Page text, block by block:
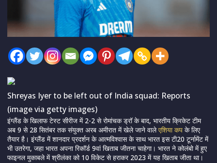
Shreyas Iyer to be left out of India squad: Reports
(image via getty images)
इंग्लैंड के खिलाफ टेस्ट सीरीज में 2-2 से रोमांचक ड्रॉ के बाद, भारतीय क्रिकेट टीम
अब 9 से 28 सितंबर तक संयुक्त अरब अमीरात में खेले जाने वालेएशिया कप के लिए
तैयार है। इंग्लैंड में शानदार प्रदर्शन के आत्मविश्वास के साथ भारत इस टी20 टूर्नामेंट में
भी उतरेगा, जहा भारत अपना रिकॉर्ड 9वां खिताब जीतना चाहेगा। भारत ने कोलंबो में हुए
फाइनल मुकाबले में श्रीलंका को 10 विकेट से हराकर 2023 में यह खिताब जीता था।